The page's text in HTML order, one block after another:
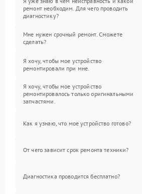
ремонт необходим. Для чего проводить
диагностику?
Мне нужен срочный ремонт. Сможете
сделать?
Я хочу, чтобы мое устройство
ремонтировали при мне.
Я хочу, чтобы мое устройство
ремонтировалось только оригинальными
запчастями.
Как я узнаю, что мое устройство готово?
От чего зависит срок ремонта техники?
Диагностика проводится бесплатно?